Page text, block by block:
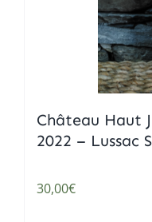
Château Haut
2022 – Lussac
30,00€